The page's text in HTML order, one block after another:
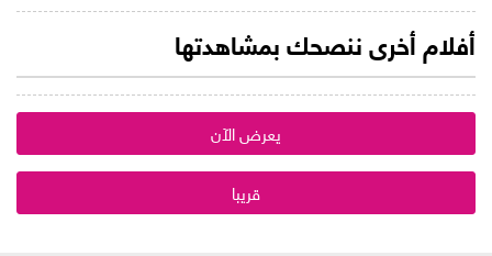
أفلام أخرى ننصحك بمشاهدتها
يعرض الآن
قريبا